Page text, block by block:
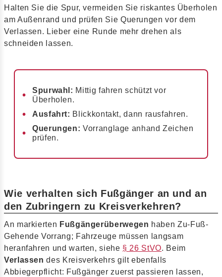
Halten Sie die Spur, vermeiden Sie riskantes Überholen
am Außenrand und prüfen Sie Querungen vor dem
Verlassen. Lieber eine Runde mehr drehen als
schneiden lassen.
Spurwahl: Mittig fahren schützt vor
Überholen.
Ausfahrt: Blickkontakt, dann rausfahren.
Querungen: Vorranglage anhand Zeichen
prüfen.
Wie verhalten sich Fußgänger an und an
den Zubringern zu Kreisverkehren?
An markierten Fußgängerüberwegen haben Zu-Fuß-
Gehende Vorrang; Fahrzeuge müssen langsam
heranfahren und warten, siehe § 26 StVO. Beim
Verlassen des Kreisverkehrs gilt ebenfalls
Abbiegerpflicht: Fußgänger zuerst passieren lassen,